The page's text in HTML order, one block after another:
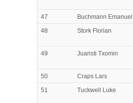
47 Buchmann Emanuel
48
Stork Florian
49 Juaristi Txomin
50 Craps Lars
51
Tuckwell Luke